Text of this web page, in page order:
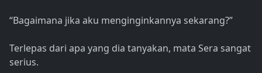
“Bagaimana jika aku menginginkannya sekarang?”
Terlepas dari apa yang dia tanyakan, mata Sera sangat
serius.